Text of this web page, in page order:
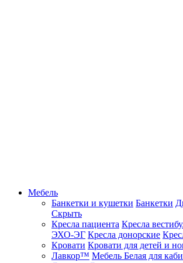
Мебель
Банкетки и кушетки Банкетки
Скрыть
Кресла пациента Кресла
ЭХО-ЭГ Кресла донорские
Кровати Кровати для детей и
Лавкор™ Мебель Белая для